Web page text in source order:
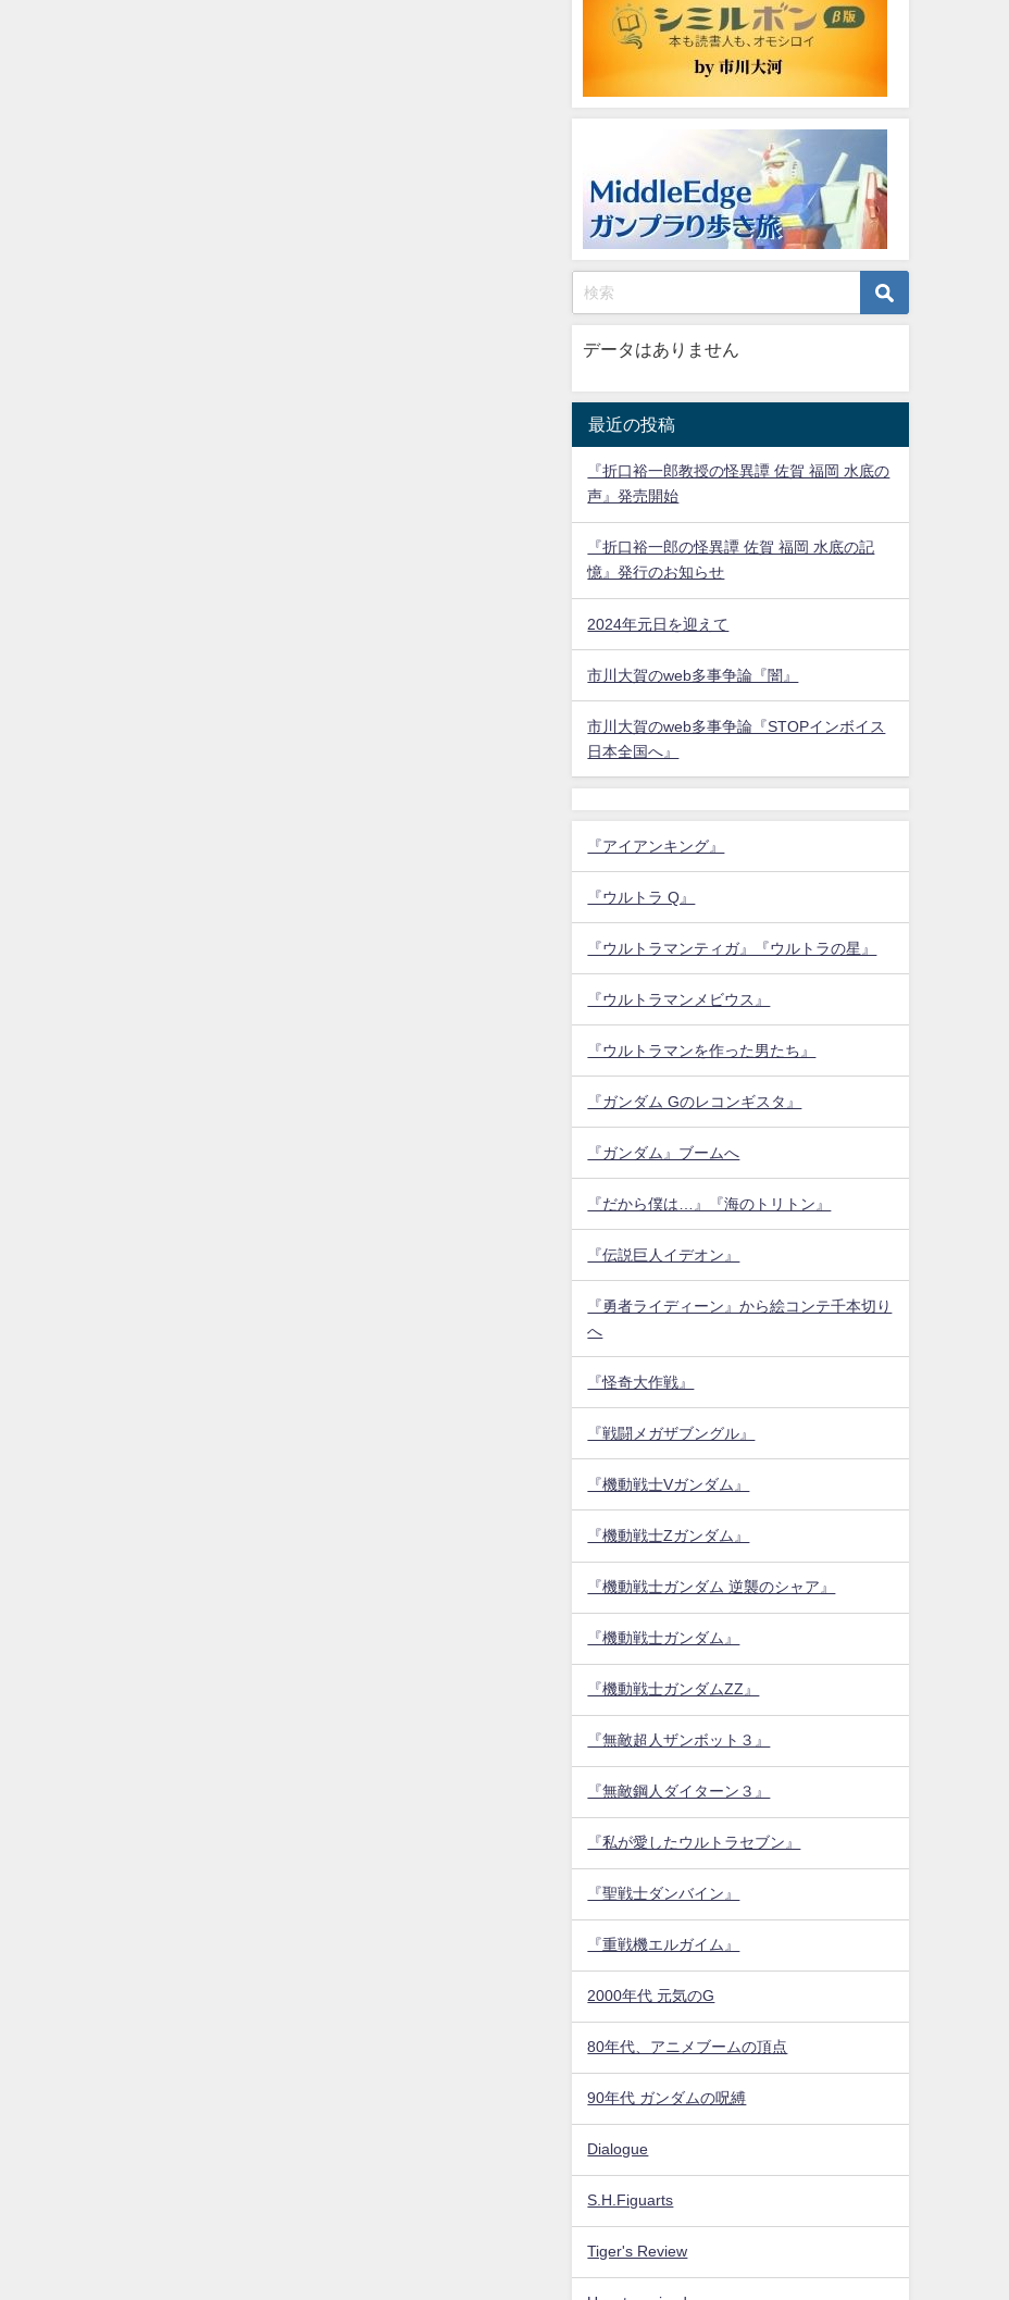
データはありません
最近の投稿
『折口裕一郎教授の怪異譚 佐賀 福岡 水底の
声』発売開始
『折口裕一郎の怪異譚 佐賀 福岡 水底の記
憶』発行のお知らせ
2024年元日を迎えて
市川大賀のweb多事争論『闇』
市川大賀のweb多事争論『STOPインボイス
日本全国へ』
『アイアンキング』
『ウルトラ Q』
『ウルトラマンティガ』『ウルトラの星』
『ウルトラマンメビウス』
『ウルトラマンを作った男たち』
『ガンダム Gのレコンギスタ』
『ガンダム』ブームへ
『だから僕は…』『海のトリトン』
『伝説巨人イデオン』
『勇者ライディーン』から絵コンテ千本切り
へ
『怪奇大作戦』
『戦闘メガザブングル』
『機動戦士Vガンダム』
『機動戦士Zガンダム』
『機動戦士ガンダム 逆襲のシャア』
『機動戦士ガンダム』
『機動戦士ガンダムZZ』
『無敵超人ザンボット３』
『無敵鋼人ダイターン３』
『私が愛したウルトラセブン』
『聖戦士ダンバイン』
『重戦機エルガイム』
2000年代 元気のG
80年代、アニメブームの頂点
90年代 ガンダムの呪縛
Dialogue
S.H.Figuarts
Tiger's Review